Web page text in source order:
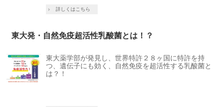
詳しくはこちら
東大発・自然免疫超活性乳酸菌とは！？
東大薬学部が発見し、世界特許２８ヶ国に特許を持
つ、遺伝子にも効く、自然免疫を超活性する乳酸菌と
は？！